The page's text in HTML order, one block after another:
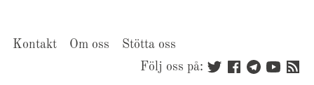
Kontakt Om oss
Stötta oss
Följ oss på: